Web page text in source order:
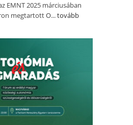
EMNT 2025 márciusában
megtartott O...tovább